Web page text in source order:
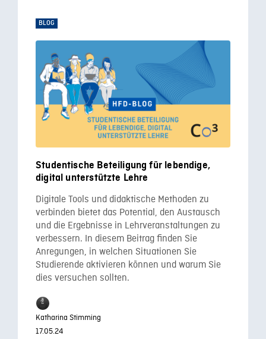
BLOG
Studentische Beteiligung für lebendige,
digital unterstützte Lehre
Digitale Tools und didaktische Methoden zu
verbinden bietet das Potential, den Austausch
und die Ergebnisse in Lehrveranstaltungen zu
verbessern. In diesem Beitrag finden Sie
Anregungen, in welchen Situationen Sie
Studierende aktivieren können und warum Sie
dies versuchen sollten.
Katharina Stimming
17.05.24